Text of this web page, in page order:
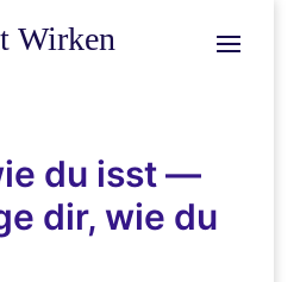
du isst —
dir, wie du